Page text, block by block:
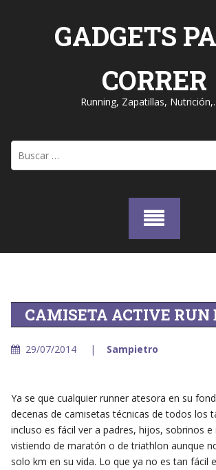
GADGETS
CORRER
Running, Zapatillas,
CAMISETA ACTIVE RUN
29/07/2014 Sampietro
Ya se que cualquier runner atesora en su
decenas de camisetas técnicas de todos los
incluso es fácil ver a padres, hijos, sobrinos e
vistiendo de maratón o de triathlon aunque
solo km en su vida. Lo que ya no es tan fácil